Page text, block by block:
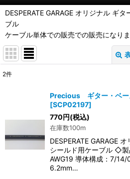
DESPERATE GARAGE オリジナル ギ
ブル
ケーブル単体での販売での販売になりま
絞り込む
2件
Precious ギター・ベー
[SCP02197]
770円(税込)
在庫数100m
DESPERATE GARAGE
シールド用ケーブル ◇製
AWG19 導体構成：7/14/
6.2mm…